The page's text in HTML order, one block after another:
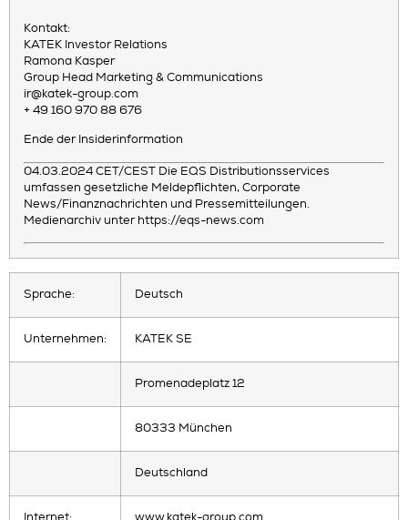
Kontakt:
KATEK Investor Relations
Ramona Kasper
Group Head Marketing & Communications
ir@katek-group.com
+ 49 160 970 88 676
Ende der Insiderinformation
04.03.2024 CET/CEST Die EQS Distributionsservices
umfassen gesetzliche Meldepflichten, Corporate
News/Finanznachrichten und Pressemitteilungen.
Medienarchiv unter https://eqs-news.com
Sprache: Deutsch
Unternehmen: KATEK SE
Promenadeplatz 12
80333 München
Deutschland